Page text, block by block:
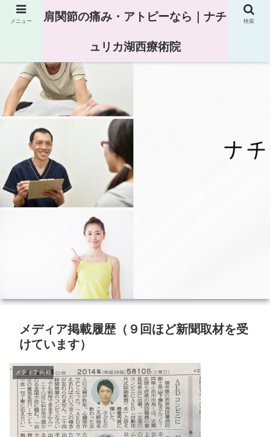
メディア掲載履歴（９回ほど新聞取材を受
けています）
メディア掲載
メニュー 肩関節の痛み・アトピーなら｜ナチ
ュリカ湖西療術院
検索